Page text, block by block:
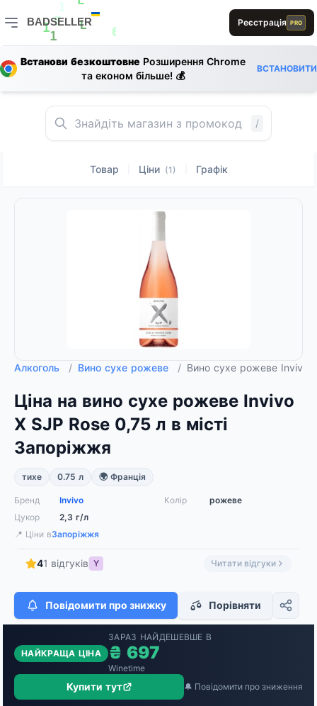
L
R
D
R
1
E
D
D
B
1
0
E
0
L
1
BADSELLER
BADSELLER — порівняння цін і знижки
Реєстрація PRO
Встанови безкоштовне Розширення Chrome
та економ більше! 💰
ВСТАНОВИТИ
/
Товар Ціни (1) Графік
Алкоголь / Вино сухе рожеве / Вино сухе рожеве Invivo
Ціна на вино сухе рожеве Invivo
X SJP Rose 0,75 л в місті
Запоріжжя
тихе 0.75 л 🌍 Франція
Бренд Invivo Колір
рожеве
Цукор
2,3 г/л
📍 Ціни вЗапоріжжя
41 відгуків Y Читати відгуки
Повідомити про знижку Порівняти
НАЙКРАЩА ЦІНА
ЗАРАЗ НАЙДЕШЕВШЕ В
₴ 697
Winetime
Купити тут 🔔 Повідомити про зниження